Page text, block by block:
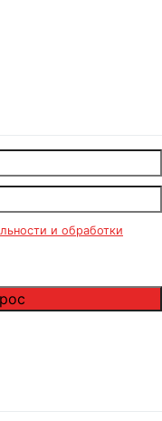
и обработки